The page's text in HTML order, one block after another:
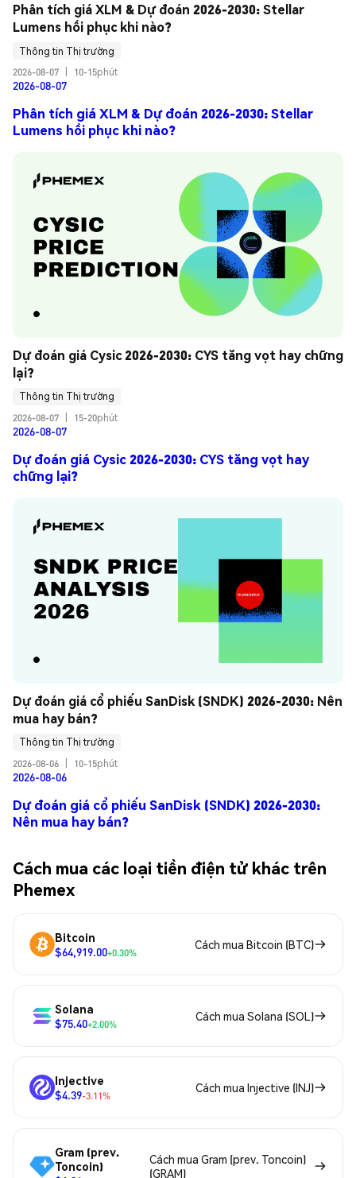
Phân tích giá XLM & Dự đoán 2026-2030: Stellar
Lumens hồi phục khi nào?
Thông tin Thị trường
2026-08-07
10-15phút
2026-08-07
Phân tích giá XLM & Dự đoán 2026-2030: Stellar
Lumens hồi phục khi nào?
Dự đoán giá Cysic 2026-2030: CYS tăng vọt hay chững
lại?
Thông tin Thị trường
2026-08-07
15-20phút
2026-08-07
Dự đoán giá Cysic 2026-2030: CYS tăng vọt hay
chững lại?
Dự đoán giá cổ phiếu SanDisk (SNDK) 2026-2030: Nên
mua hay bán?
Thông tin Thị trường
2026-08-06
10-15phút
2026-08-06
Dự đoán giá cổ phiếu SanDisk (SNDK) 2026-2030:
Nên mua hay bán?
Cách mua các loại tiền điện tử khác trên
Phemex
Bitcoin
$64,919.00+0.30%
Cách mua Bitcoin (BTC)
Solana
$75.40+2.00%
Cách mua Solana (SOL)
Injective
$4.39-3.11%
Cách mua Injective (INJ)
Gram (prev.
Toncoin)
Cách mua Gram (prev. Toncoin)
(GRAM)